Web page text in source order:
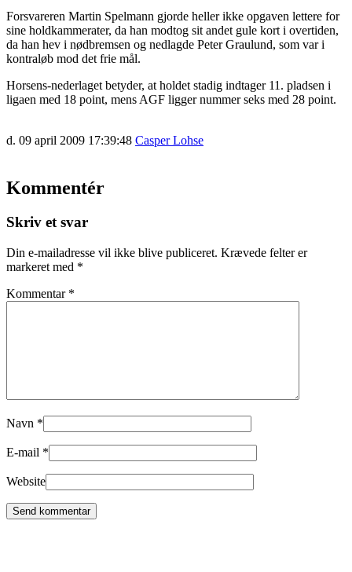
Forsvareren Martin Spelmann gjorde heller ikke opgaven lettere for
sine holdkammerater, da han modtog sit andet gule kort i overtiden,
da han hev i nødbremsen og nedlagde Peter Graulund, som var i
kontraløb mod det frie mål.
Horsens-nederlaget betyder, at holdet stadig indtager 11. pladsen i
ligaen med 18 point, mens AGF ligger nummer seks med 28 point.
d. 09 april 2009 17:39:48 Casper Lohse
Kommentér
Skriv et svar
Din e-mailadresse vil ikke blive publiceret. Krævede felter er
markeret med *
Kommentar *
Navn *
E-mail *
Website